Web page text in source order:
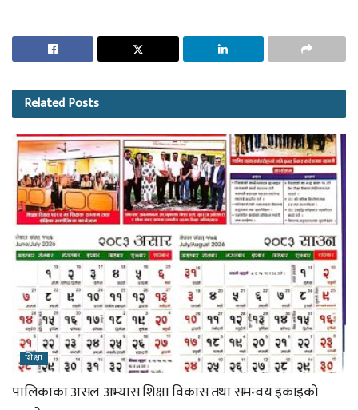
RelatedPosts
शिक्षा
पालिकाका असल अभ्यास शिक्षा विकास तथा समन्वय इकाइको